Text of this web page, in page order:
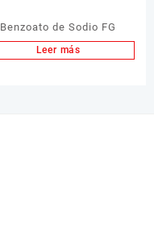
Benzoato de Sodio FG
Leer más